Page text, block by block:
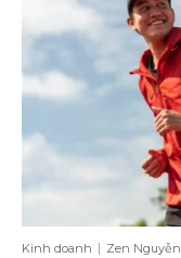
Kinh doanh Zen Nguyễn